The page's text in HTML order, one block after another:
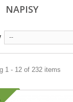
NAPISY
--
1 - 12 of 232 items